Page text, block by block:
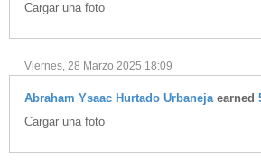
Cargar una foto
Viernes, 28 Marzo 2025 18:09
Abraham Ysaac Hurtado Urbanejaearned
Cargar una foto